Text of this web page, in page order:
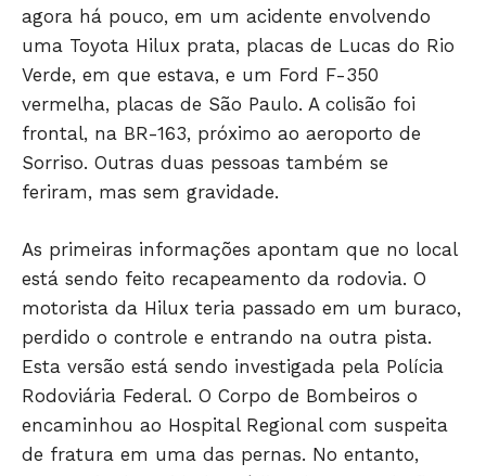
Só Notícias
agora há pouco, em um acidente envolvendo
uma Toyota Hilux prata, placas de Lucas do Rio
Verde, em que estava, e um Ford F-350
vermelha, placas de São Paulo. A colisão foi
frontal, na BR-163, próximo ao aeroporto de
Sorriso. Outras duas pessoas também se
feriram, mas sem gravidade.
As primeiras informações apontam que no local
está sendo feito recapeamento da rodovia. O
motorista da Hilux teria passado em um buraco,
perdido o controle e entrando na outra pista.
Esta versão está sendo investigada pela Polícia
Rodoviária Federal. O Corpo de Bombeiros o
encaminhou ao Hospital Regional com suspeita
de fratura em uma das pernas. No entanto,